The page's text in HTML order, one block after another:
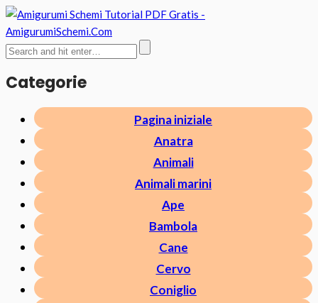
Categorie
Pagina iniziale
Anatra
Animali
Animali marini
Ape
Bambola
Cane
Cervo
Coniglio